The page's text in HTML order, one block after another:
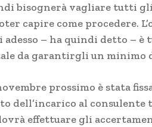
bisognerà vagliare tutti
capire come procedere.
– ha quindi detto – è
da garantirgli un minimo
prossimo è stata
dell’incarico al consulente
effettuare gli